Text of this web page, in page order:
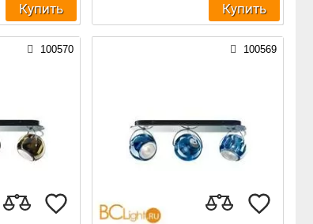
Купить Купить
100570 100569